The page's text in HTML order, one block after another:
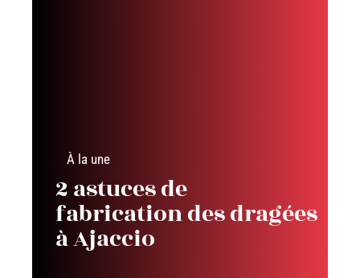
À la une
2 astuces de
fabrication des dragées
à Ajaccio